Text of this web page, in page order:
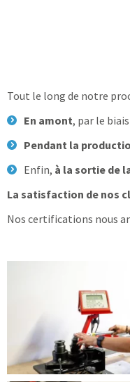
Tout le long de notre
En amont, par le
Pendant la
Enfin, à la sortie de
La satisfaction de nos
Nos certifications nous